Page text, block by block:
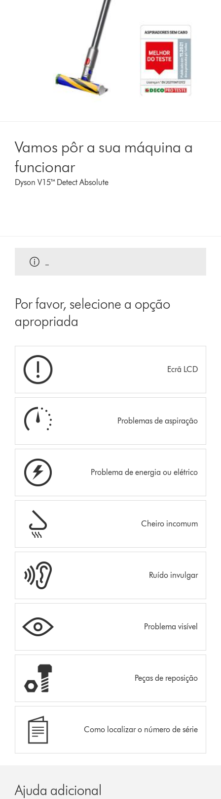
Vamos pôr a sua máquina a
funcionar
Dyson V15™ Detect Absolute
Por favor, selecione a opção
apropriada
Ecrã LCD
Problemas de aspiração
Problema de energia ou elétrico
Cheiro incomum
Ruído invulgar
Problema visível
Peças de reposição
Como localizar o número de série
Ajuda adicional